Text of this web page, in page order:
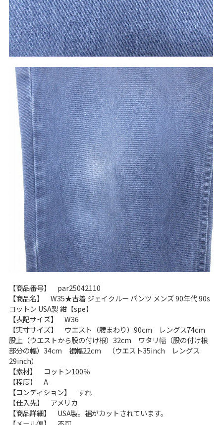
【商品番号】 par25042110
【商品名】 W35★古着 ジェイクルー パンツ メンズ 90年代 90s
コットン USA製 紺【spe】
【表記サイズ】 W36
【実寸サイズ】 ウエスト（腰まわり）90cm レングス74cm
股上（ウエストから股の付け根）32cm ワタリ幅（股の付け根
部分の幅）34cm 裾幅22cm （ウエスト35inch レングス
29inch）
【素材】 コットン100％
【程度】 A
【コンディション】 すれ
【仕入先】 アメリカ
【商品詳細】 USA製。裾がカットされています。